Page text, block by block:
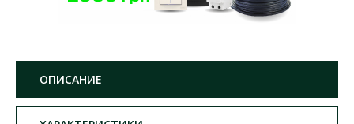
ОПИСАНИЕ